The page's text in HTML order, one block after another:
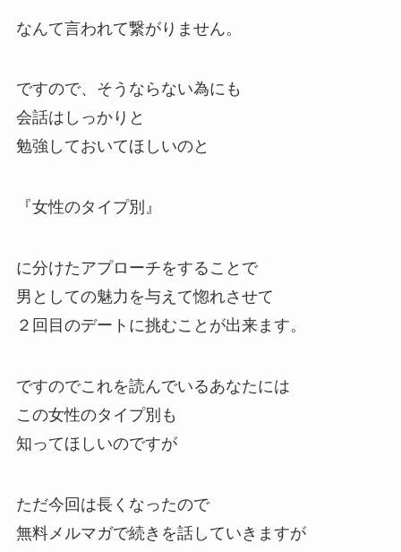
なんて言われて繋がりません。
ですので、そうならない為にも
会話はしっかりと
勉強しておいてほしいのと
『女性のタイプ別』
に分けたアプローチをすることで
男としての魅力を与えて惚れさせて
２回目のデートに挑むことが出来ます。
ですのでこれを読んでいるあなたには
この女性のタイプ別も
知ってほしいのですが
ただ今回は長くなったので
無料メルマガで続きを話していきますが